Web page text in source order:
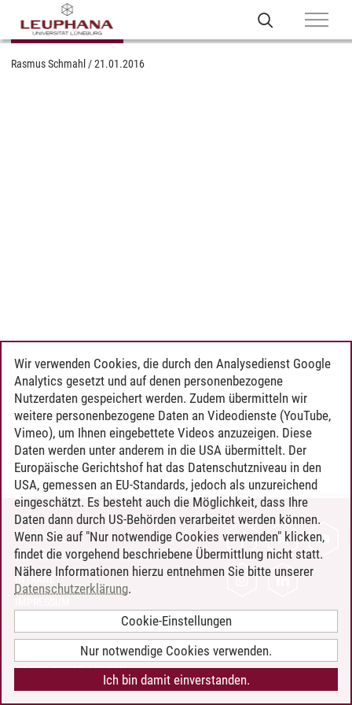
Rasmus Schmahl /21.01.2016
KONTAKT
LEUPHANA ALS ARBEITGEBER
INTRANET
BARRIEREFREIHEIT
COOKIE-EINSTELLUNGEN
Wir verwenden Cookies, die durch den Analysedienst Google
Analytics gesetzt und auf denen personenbezogene
Nutzerdaten gespeichert werden. Zudem übermitteln wir
weitere personenbezogene Daten an Videodienste (YouTube,
Vimeo), um Ihnen eingebettete Videos anzuzeigen. Diese
Daten werden unter anderem in die USA übermittelt. Der
Europäische Gerichtshof hat das Datenschutzniveau in den
USA, gemessen an EU-Standards, jedoch als unzureichend
eingeschätzt. Es besteht auch die Möglichkeit, dass Ihre
Daten dann durch US-Behörden verarbeitet werden können.
Wenn Sie auf "Nur notwendige Cookies verwenden" klicken,
findet die vorgehend beschriebene Übermittlung nicht statt.
Nähere Informationen hierzu entnehmen Sie bitte unserer
Datenschutzerklärung.
Cookie-Einstellungen
Nur notwendige Cookies verwenden.
Ich bin damit einverstanden.